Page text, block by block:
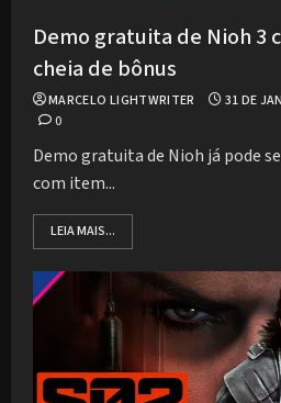
Demo gratuita de Nioh 3
cheia de bônus
MARCELO LIGHTWRITER
31 DE
0
Demo gratuita de Nioh já pode
com item...
LEIA MAIS...